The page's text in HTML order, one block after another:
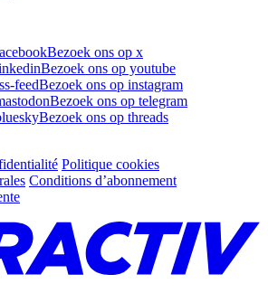
Bezoek ons op x
Bezoek ons op youtube
feedBezoek ons op instagram
Bezoek ons op telegram
Bezoek ons op threads
Politique cookies
Conditions d’abonnement